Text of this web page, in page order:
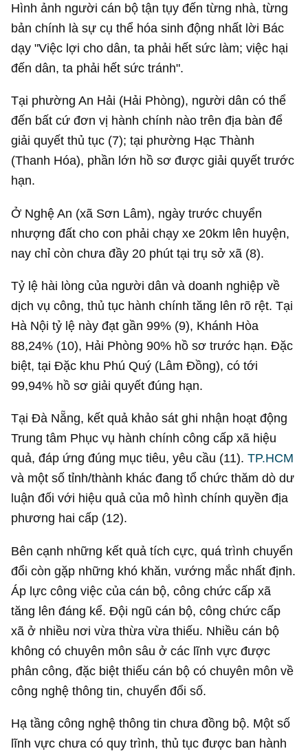
Hình ảnh người cán bộ tận tụy đến từng nhà, từng
bản chính là sự cụ thể hóa sinh động nhất lời Bác
dạy "Việc lợi cho dân, ta phải hết sức làm; việc hại
đến dân, ta phải hết sức tránh".
Tại phường An Hải (Hải Phòng), người dân có thể
đến bất cứ đơn vị hành chính nào trên địa bàn để
giải quyết thủ tục (7); tại phường Hạc Thành
(Thanh Hóa), phần lớn hồ sơ được giải quyết trước
hạn.
Ở Nghệ An (xã Sơn Lâm), ngày trước chuyển
nhượng đất cho con phải chạy xe 20km lên huyện,
nay chỉ còn chưa đầy 20 phút tại trụ sở xã (8).
Tỷ lệ hài lòng của người dân và doanh nghiệp về
dịch vụ công, thủ tục hành chính tăng lên rõ rệt. Tại
Hà Nội tỷ lệ này đạt gần 99% (9), Khánh Hòa
88,24% (10), Hải Phòng 90% hồ sơ trước hạn. Đặc
biệt, tại Đặc khu Phú Quý (Lâm Đồng), có tới
99,94% hồ sơ giải quyết đúng hạn.
Tại Đà Nẵng, kết quả khảo sát ghi nhận hoạt động
Trung tâm Phục vụ hành chính công cấp xã hiệu
quả, đáp ứng đúng mục tiêu, yêu cầu (11).TP.HCM
và một số tỉnh/thành khác đang tổ chức thăm dò dư
luận đối với hiệu quả của mô hình chính quyền địa
phương hai cấp (12).
Bên cạnh những kết quả tích cực, quá trình chuyển
đổi còn gặp những khó khăn, vướng mắc nhất định.
Áp lực công việc của cán bộ, công chức cấp xã
tăng lên đáng kể. Đội ngũ cán bộ, công chức cấp
xã ở nhiều nơi vừa thừa vừa thiếu. Nhiều cán bộ
không có chuyên môn sâu ở các lĩnh vực được
phân công, đặc biệt thiếu cán bộ có chuyên môn về
công nghệ thông tin, chuyển đổi số.
Hạ tầng công nghệ thông tin chưa đồng bộ. Một số
lĩnh vực chưa có quy trình, thủ tục được ban hành